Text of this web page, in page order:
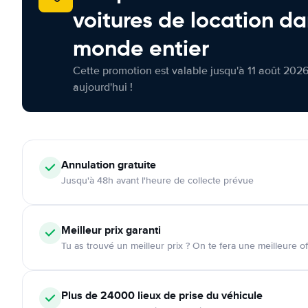
voitures de location
monde entier
Cette promotion est valable jusqu'à 11 août
aujourd'hui !
Annulationgratuite
Jusqu'à 48h avant l'heure de collecte prévue
Meilleur prix garanti
Tu as trouvé un meilleur prix ? On te fera une meilleure
Plus de 24000 lieux de prise du véhicule